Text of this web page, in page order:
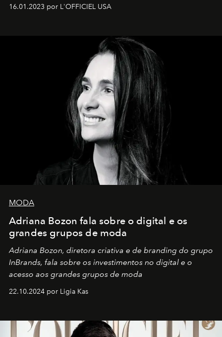
16.01.2023 por L'OFFICIEL USA
MODA
Adriana Bozon fala sobre o digital e os
grandes grupos de moda
Adriana Bozon, diretora criativa e de branding do grupo
InBrands, fala sobre os investimentos no digital e o
acesso aos grandes grupos de moda
22.10.2024 por Ligia Kas